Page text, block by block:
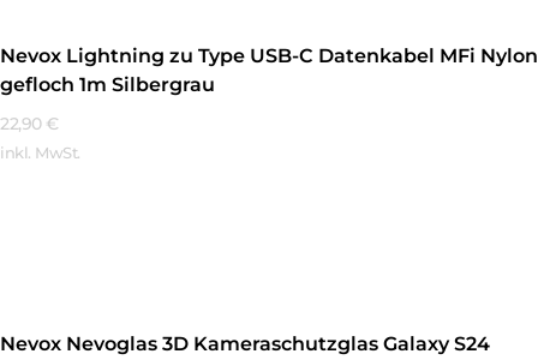
Nevox Lightning zu Type USB-C Datenkabel MFi Nylon
gefloch 1m Silbergrau
22,90 €
inkl. MwSt.
Nevox Nevoglas 3D Kameraschutzglas Galaxy S24